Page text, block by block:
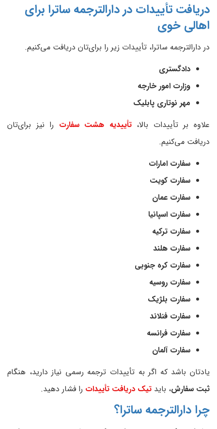
دریافت تأییدات در دارالترجمه ساترا برای
اهالی خوی
در دارالترجمه ساترا، تأییدات زیر را برای‌تان دریافت می‌کنیم.
دادگستری
وزارت امور خارجه
مهر نوتاری پابلیک
علاوه بر تأییدات بالا، تأییدیه هشت سفارت را نیز برای‌تان
دریافت می‌کنیم.
سفارت امارات
سفارت کویت
سفارت عمان
سفارت اسپانیا
سفارت ترکیه
سفارت هلند
سفارت کره جنوبی
سفارت روسیه
سفارت بلژیک
سفارت فنلاند
سفارت فرانسه
سفارت آلمان
یادتان باشد که اگر به تأییدات ترجمه رسمی نیاز دارید، هنگام
ثبت سفارش، باید تیک دریافت تأییدات را فشار دهید.
چرا دارالترجمه ساترا؟